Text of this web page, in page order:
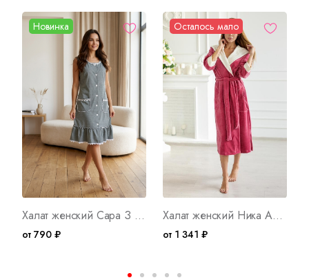
Новинка
Халат женский Сара З Арт. 349
от 790 ₽
Осталось мало
Халат женский Ника Арт. 391
от 1 341 ₽